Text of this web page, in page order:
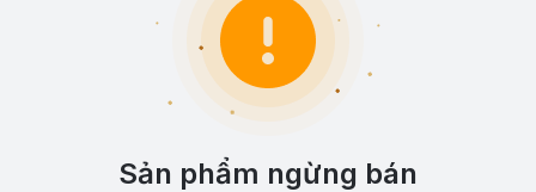
Sản phẩm ngừng bán